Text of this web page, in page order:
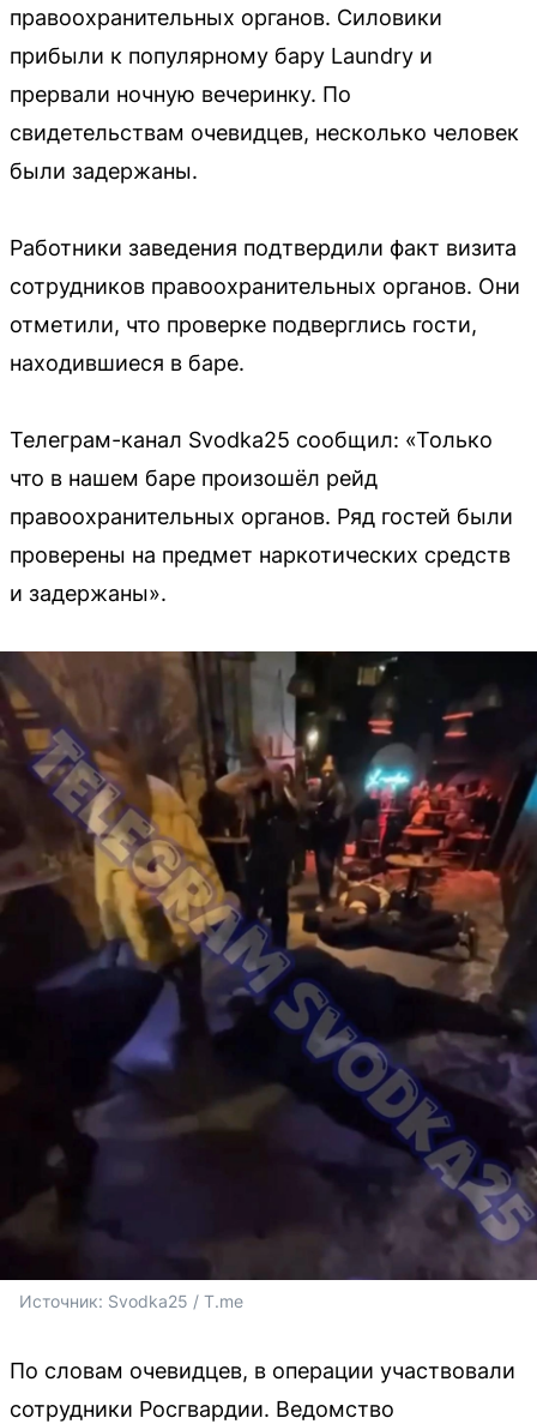
правоохранительных органов. Силовики
прибыли к популярному бару Laundry и
прервали ночную вечеринку. По
свидетельствам очевидцев, несколько человек
были задержаны.
Работники заведения подтвердили факт визита
сотрудников правоохранительных органов. Они
отметили, что проверке подверглись гости,
находившиеся в баре.
Телеграм-канал Svodka25 сообщил: «Только
что в нашем баре произошёл рейд
правоохранительных органов. Ряд гостей были
проверены на предмет наркотических средств
и задержаны».
Источник: Svodka25 / T.me
По словам очевидцев, в операции участвовали
сотрудники Росгвардии. Ведомство